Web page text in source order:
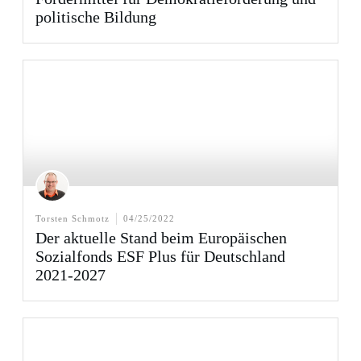
politische Bildung
Torsten Schmotz 04/25/2022
Der aktuelle Stand beim Europäischen
Sozialfonds ESF Plus für Deutschland
2021-2027